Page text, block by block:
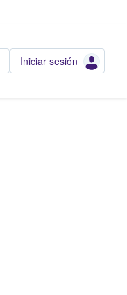
Iniciar sesión